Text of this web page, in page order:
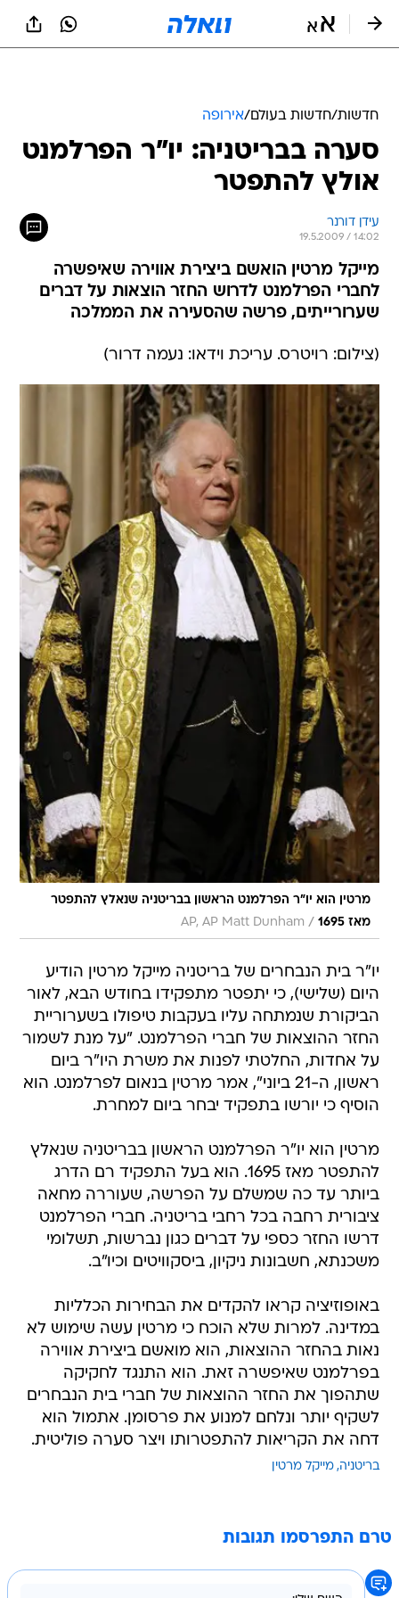
חדשות/חדשות בעולם/אירופה
סערה בבריטניה: יו"ר הפרלמנט
אולץ להתפטר
עידן דורנר
19.5.2009 / 14:02
מייקל מרטין הואשם ביצירת אווירה שאיפשרה
לחברי הפרלמנט לדרוש החזר הוצאות על דברים
שערורייתים, פרשה שהסעירה את הממלכה
(צילום: רויטרס. עריכת וידאו: נעמה דרור)
מרטין הוא יו"ר הפרלמנט הראשון בבריטניה שנאלץ להתפטר
מאז 1695
/
AP, AP Matt Dunham
יו"ר בית הנבחרים של בריטניה מייקל מרטין הודיע
היום (שלישי), כי יתפטר מתפקידו בחודש הבא, לאור
הביקורת שנמתחה עליו בעקבות טיפולו בשערוריית
החזר ההוצאות של חברי הפרלמנט. "על מנת לשמור
על אחדות, החלטתי לפנות את משרת היו"ר ביום
ראשון, ה-21 ביוני", אמר מרטין בנאום לפרלמנט. הוא
הוסיף כי יורשו בתפקיד יבחר ביום למחרת.
מרטין הוא יו"ר הפרלמנט הראשון בבריטניה שנאלץ
להתפטר מאז 1695. הוא בעל התפקיד רם הדרג
ביותר עד כה שמשלם על הפרשה, שעוררה מחאה
ציבורית רחבה בכל רחבי בריטניה. חברי הפרלמנט
דרשו החזר כספי על דברים כגון נברשות, תשלומי
משכנתא, חשבונות ניקיון, ביסקוויטים וכיו"ב.
באופוזיציה קראו להקדים את הבחירות הכלליות
במדינה. למרות שלא הוכח כי מרטין עשה שימוש לא
נאות בהחזר ההוצאות, הוא מואשם ביצירת אווירה
בפרלמנט שאיפשרה זאת. הוא התנגד לחקיקה
שתהפוך את החזר ההוצאות של חברי בית הנבחרים
לשקיף יותר ונלחם למנוע את פרסומן. אתמול הוא
דחה את הקריאות להתפטרותו ויצר סערה פוליטית.
בריטניה מייקל מרטין
טרם התפרסמו תגובות